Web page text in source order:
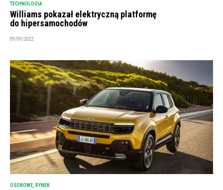
TECHNOLOGIA
Williams pokazał elektryczną platformę
do hipersamochodów
09/09/2022
OSOBOWE, RYNEK